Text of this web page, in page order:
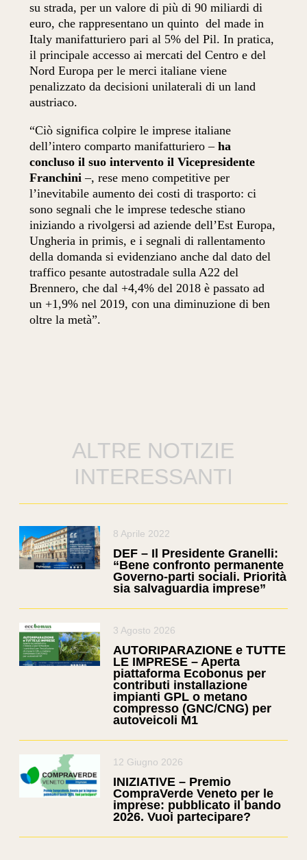
su strada, per un valore di più di 90 miliardi di
euro, che rappresentano un quinto del made in
Italy manifatturiero pari al 5% del Pil. In pratica,
il principale accesso ai mercati del Centro e del
Nord Europa per le merci italiane viene
penalizzato da decisioni unilaterali di un land
austriaco.
“Ciò significa colpire le imprese italiane
dell’intero comparto manifatturiero –ha
concluso il suo intervento il Vicepresidente
Franchini –, rese meno competitive per
l’inevitabile aumento dei costi di trasporto: ci
sono segnali che le imprese tedesche stiano
iniziando a rivolgersi ad aziende dell’Est Europa,
Ungheria in primis, e i segnali di rallentamento
della domanda si evidenziano anche dal dato del
traffico pesante autostradale sulla A22 del
Brennero, che dal +4,4% del 2018 è passato ad
un +1,9% nel 2019, con una diminuzione di ben
oltre la metà”.
ALTRE NOTIZIE
INTERESSANTI
8 Aprile 2022
DEF – Il Presidente Granelli:
“Bene confronto permanente
Governo-parti sociali. Priorità
sia salvaguardia imprese”
3 Agosto 2026
AUTORIPARAZIONE e TUTTE
LE IMPRESE – Aperta
piattaforma Ecobonus per
contributi installazione
impianti GPL o metano
compresso (GNC/CNG) per
autoveicoli M1
12 Giugno 2026
INIZIATIVE – Premio
CompraVerde Veneto per le
imprese: pubblicato il bando
2026. Vuoi partecipare?